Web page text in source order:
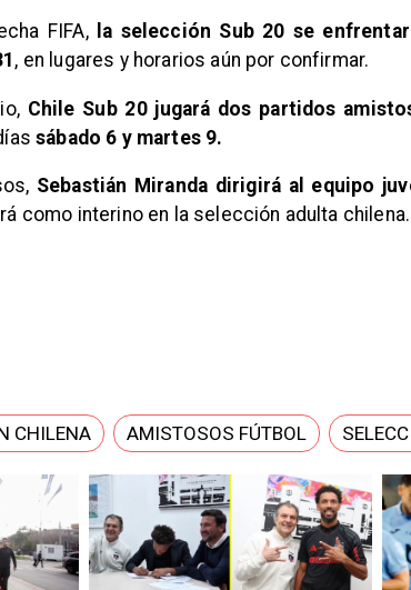
FIFA,
la selección Sub 20 se
, en lugares y horarios aún por confirmar.
Chile Sub 20 jugará dos partidos
sábado 6 y martes 9.
Sebastián Miranda dirigirá al equipo
como interino en la selección adulta chilena.
CHILENA AMISTOSOS FÚTBOL